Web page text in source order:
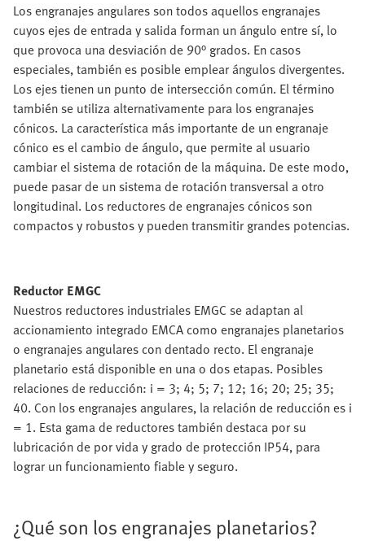
Los engranajes angulares son todos aquellos engranajes
cuyos ejes de entrada y salida forman un ángulo entre sí, lo
que provoca una desviación de 90° grados. En casos
especiales, también es posible emplear ángulos divergentes.
Los ejes tienen un punto de intersección común. El término
también se utiliza alternativamente para los engranajes
cónicos. La característica más importante de un engranaje
cónico es el cambio de ángulo, que permite al usuario
cambiar el sistema de rotación de la máquina. De este modo,
puede pasar de un sistema de rotación transversal a otro
longitudinal. Los reductores de engranajes cónicos son
compactos y robustos y pueden transmitir grandes potencias.
Reductor EMGC
Nuestros reductores industriales EMGC se adaptan al
accionamiento integrado EMCA como engranajes planetarios
o engranajes angulares con dentado recto. El engranaje
planetario está disponible en una o dos etapas. Posibles
relaciones de reducción: i = 3; 4; 5; 7; 12; 16; 20; 25; 35;
40. Con los engranajes angulares, la relación de reducción es i
= 1. Esta gama de reductores también destaca por su
lubricación de por vida y grado de protección IP54, para
lograr un funcionamiento fiable y seguro.
¿Qué son los engranajes planetarios?